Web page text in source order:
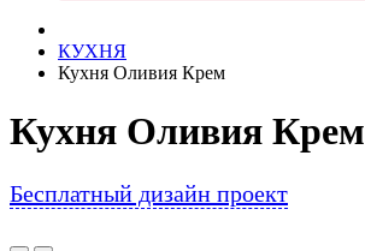
КУХНЯ
Кухня Оливия Крем
Кухня Оливия Крем
Бесплатный дизайн проект